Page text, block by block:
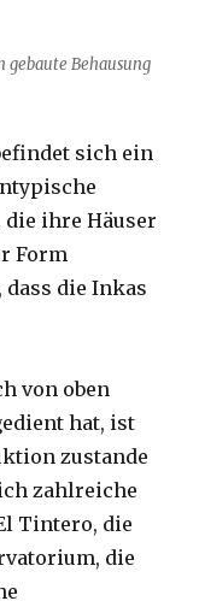
Behausung
sich ein
die ihre Häuser
Form
die Inkas
von oben
hat, ist
zustande
zahlreiche
Tintero, die
die